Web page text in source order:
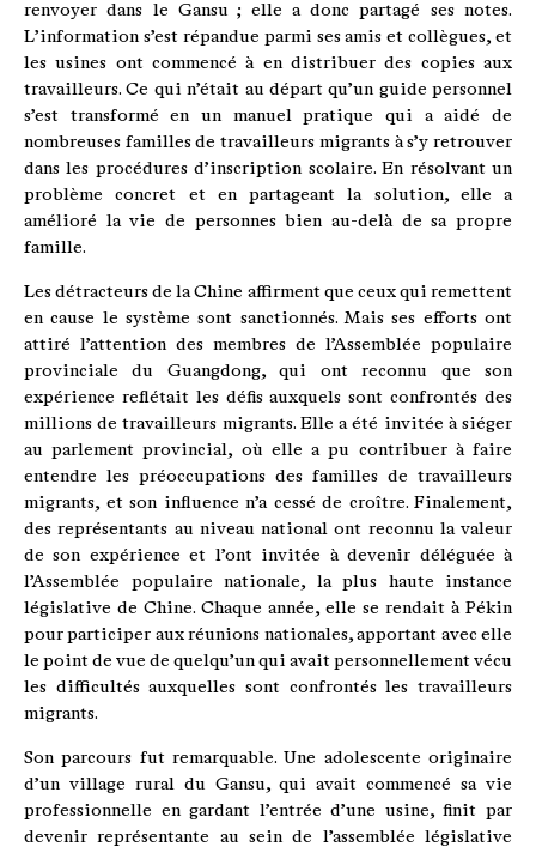
renvoyer dans le Gansu ; elle a donc partagé ses notes.
L’information s’est répandue parmi ses amis et collègues, et
les usines ont commencé à en distribuer des copies aux
travailleurs. Ce qui n’était au départ qu’un guide personnel
s’est transformé en un manuel pratique qui a aidé de
nombreuses familles de travailleurs migrants à s’y retrouver
dans les procédures d’inscription scolaire. En résolvant un
problème concret et en partageant la solution, elle a
amélioré la vie de personnes bien au-delà de sa propre
famille.
Les détracteurs de la Chine affirment que ceux qui remettent
en cause le système sont sanctionnés. Mais ses efforts ont
attiré l’attention des membres de l’Assemblée populaire
provinciale du Guangdong, qui ont reconnu que son
expérience reflétait les défis auxquels sont confrontés des
millions de travailleurs migrants. Elle a été invitée à siéger
au parlement provincial, où elle a pu contribuer à faire
entendre les préoccupations des familles de travailleurs
migrants, et son influence n’a cessé de croître. Finalement,
des représentants au niveau national ont reconnu la valeur
de son expérience et l’ont invitée à devenir déléguée à
l’Assemblée populaire nationale, la plus haute instance
législative de Chine. Chaque année, elle se rendait à Pékin
pour participer aux réunions nationales, apportant avec elle
le point de vue de quelqu’un qui avait personnellement vécu
les difficultés auxquelles sont confrontés les travailleurs
migrants.
Son parcours fut remarquable. Une adolescente originaire
d’un village rural du Gansu, qui avait commencé sa vie
professionnelle en gardant l’entrée d’une usine, finit par
devenir représentante au sein de l’assemblée législative